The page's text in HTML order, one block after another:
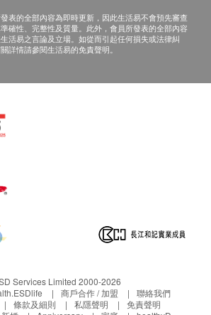
健康出現任何疾病徵兆時，應立即
的醫生，作出診斷及治療。
商戶提供。生活易【健康網購
概不負責。一切有關的索償或
表的全部內容為即時更新，因此生活易不會預先審查
確性、完整性及質量。此外，會員所發表的全部內容
活易之言論及立場。如從而引起任何損失或法律糾
詳情請參閱生活易的免責聲明。
Services Limited 2000-2026
商戶合作 / 加盟
聯絡我們
條款及細則 私隱聲明
免責聲明